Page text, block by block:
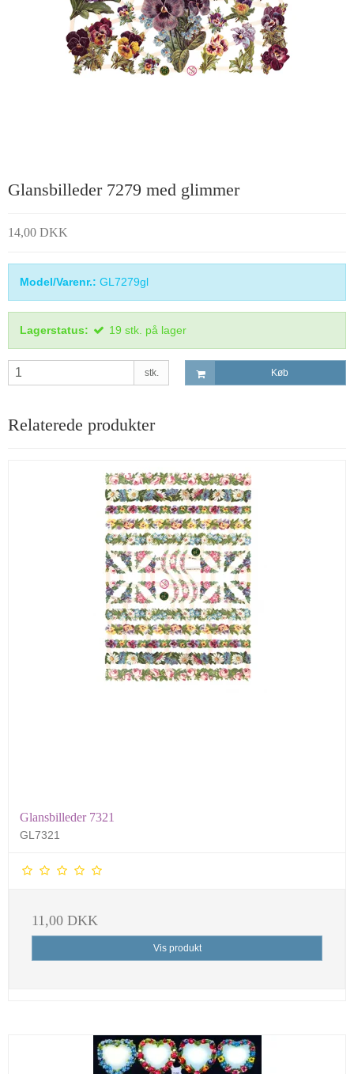
Glansbilleder 7279 med glimmer
14,00 DKK
Model/Varenr.: GL7279gl
Lagerstatus: 19 stk. på lager
stk. Køb
Relaterede produkter
Glansbilleder 7321
GL7321
11,00 DKK
Vis produkt